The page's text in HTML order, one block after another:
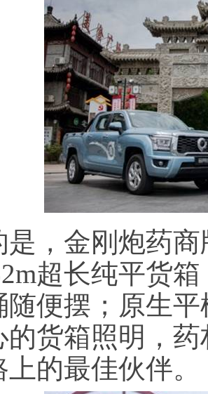
是，金刚炮药
超长纯平货
随便摆；原生
的货箱照明，
的最佳伙伴。